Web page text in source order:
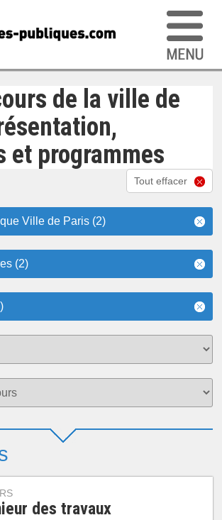
de la ville de
et programmes
Tout effacer
Ville de Paris (2)
(2)
des travaux